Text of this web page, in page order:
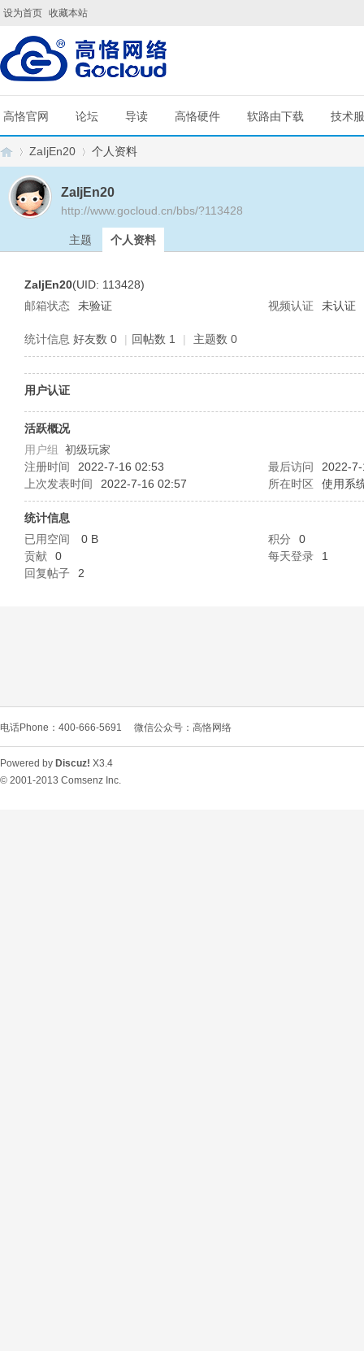
设为首页 收藏本站
高恪官网 论坛 导读 高恪硬件 软路由下载 技术
L
ZaIjEn20 个人资料
ZaIjEn20
http://www.gocloud.cn/bbs/?113428
主题 个人资料
ZaIjEn20(UID: 113428)
邮箱状态
未验证 视频认证 未认证
统计信息 好友数 0 | 回帖数 1 | 主题数 0
用户认证
活跃概况
用户组 初级玩家
注册时间
2022-7-16 02:53 最后访问
2022-
上次发表时间
2022-7-16 02:57 所在时区 使用系
统计信息
已用空间
0 B 积分
0
贡献
0 每天登录
1
回复帖子
2
电话Phone：400-666-5691 微信公众号：高恪网络
Powered by Discuz! X3.4
© 2001-2013 Comsenz Inc.